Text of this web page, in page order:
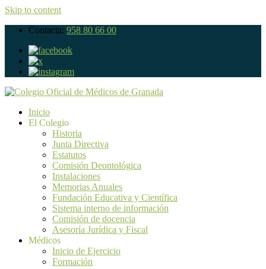
Skip to content
Contacta: 958 80 66 00
Inicio
El Colegio
Historia
Junta Directiva
Estatutos
Comisión Deontológica
Instalaciones
Memorias Anuales
Fundación Educativa y Científica
Sistema interno de información
Comisión de docencia
Asesoría Jurídica y Fiscal
Médicos
Inicio de Ejercicio
Formación